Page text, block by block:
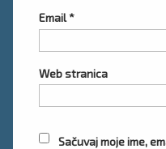
Email*
Web stranica
Sačuvaj moje ime,